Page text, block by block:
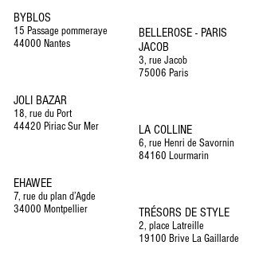
BYBLOS
15 Passage pommeraye
44000 Nantes
JOLI BAZAR
18, rue du Port
44420 Piriac Sur Mer
EHAWEE
7, rue du plan d’Agde
34000 Montpellier
BELLEROSE - PARIS
JACOB
3, rue Jacob
75006 Paris
LA COLLINE
6, rue Henri de Savornin
84160 Lourmarin
TRÉSORS DE STYLE
2, place Latreille
19100 Brive La Gaillarde